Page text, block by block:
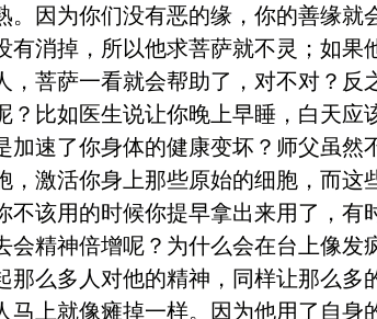
因为你们没有恶的缘，你的善缘就
消掉，所以他求菩萨就不灵；如果
菩萨一看就会帮助了，对不对？反
比如医生说让你晚上早睡，白天应
速了你身体的健康变坏？师父虽然
激活你身上那些原始的细胞，而这
该用的时候你提早拿出来用了，有
精神倍增呢？为什么会在台上像发
么多人对他的精神，同样让那么多
上就像瘫掉一样。因为他用了自身